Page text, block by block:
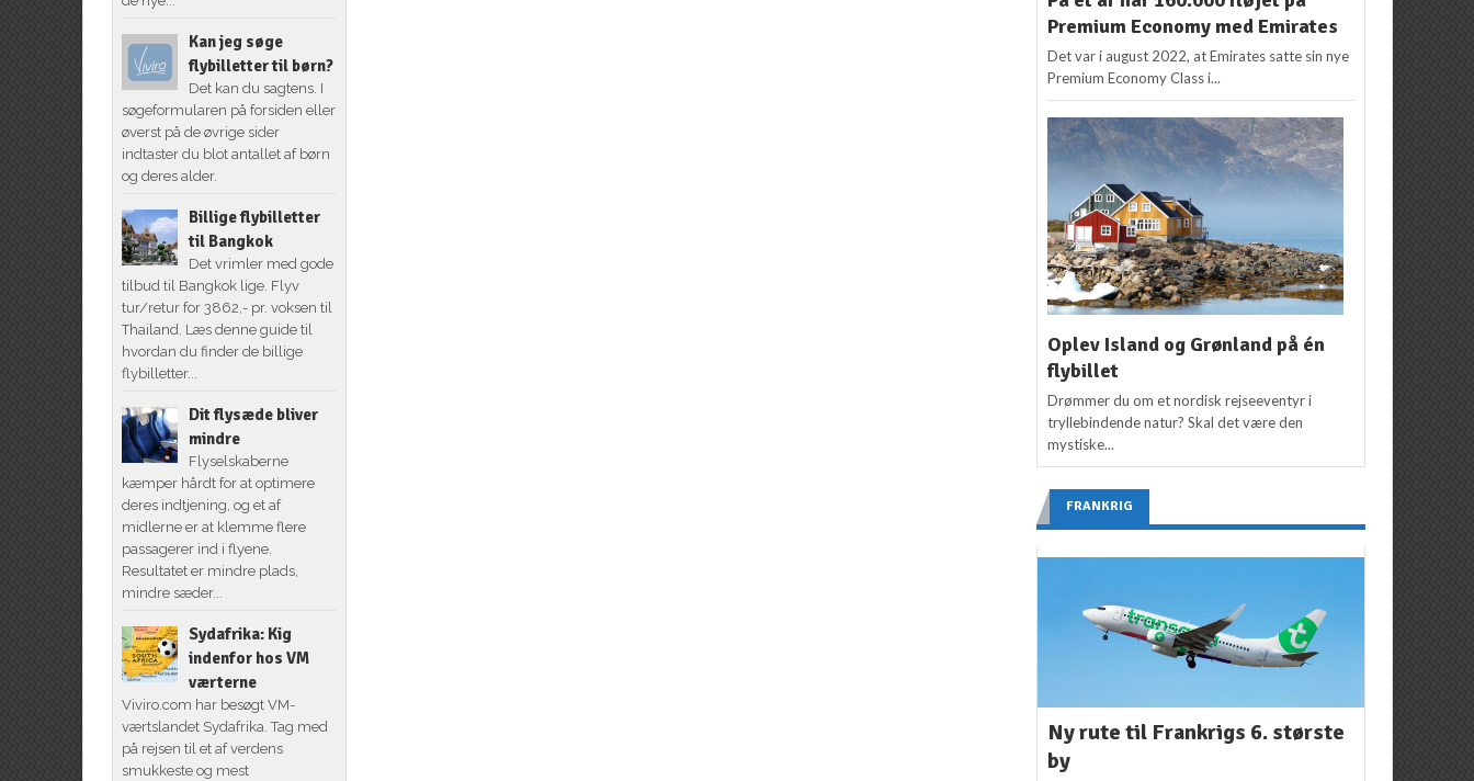
Kan jeg søge
flybilletter til børn?
Det kan du sagtens. I
søgeformularen på forsiden eller
øverst på de øvrige sider
indtaster du blot antallet af børn
og deres alder.
Billige flybilletter
til Bangkok
Det vrimler med gode
tilbud til Bangkok lige. Flyv
tur/retur for 3862,- pr. voksen til
Thailand. Læs denne guide til
hvordan du finder de billige
flybilletter...
Dit flysæde bliver
mindre
Flyselskaberne
kæmper hårdt for at optimere
deres indtjening, og et af
midlerne er at klemme flere
passagerer ind i flyene.
Resultatet er mindre plads,
mindre sæder...
Sydafrika: Kig
indenfor hos VM
værterne
Viviro.com har besøgt VM-
værtslandet Sydafrika. Tag med
på rejsen til et af verdens
smukkeste og mest
Premium Economy med Emirates
Det var i august 2022, at Emirates satte sin nye
Premium Economy Class i...
Oplev Island og Grønland på én
flybillet
Drømmer du om et nordisk rejseeventyr i
tryllebindende natur? Skal det være den
mystiske...
FRANKRIG
Ny rute til Frankrigs 6. største
by